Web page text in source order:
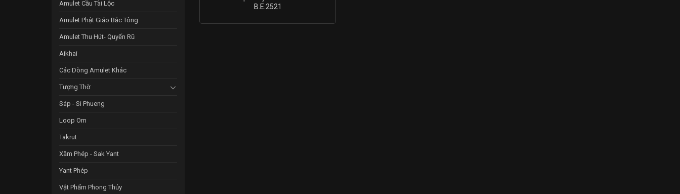
Amulet Cầu Tài Lộc
Amulet Phật Giáo Bắc Tông
Amulet Thu Hút- Quyến Rũ
Aikhai
Các Dòng Amulet Khác
Tượng Thờ
Sáp - Si Phueng
Loop Om
Takrut
Xăm Phép - Sak Yant
Yant Phép
Vật Phẩm Phong Thủy
B.E.2521